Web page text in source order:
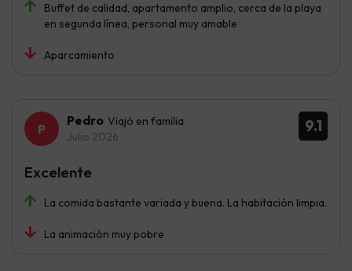
Buffet de calidad, apartamento amplio, cerca de la playa
en segunda línea, personal muy amable
Aparcamiento
9.1
Pedro Viajó en familia
Julio 2026
La comida bastante variada y buena. La habitación limpia.
La animación muy pobre
Excelente